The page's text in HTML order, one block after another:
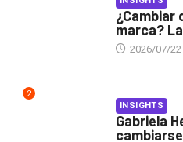
¿Cambiar
marca?
2026/07/22
2
INSIGHTS
Gabriela